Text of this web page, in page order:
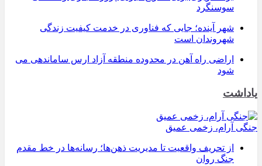
سوسنگرد
شهر آینده؛ جایی که فناوری در خدمت کیفیت زندگی
شهروندان است
اراضی راه آهن در محدوده منطقه آزاد ارس ساماندهی می
شود
یاداشت
جنگی آرام، زخمی عمیق
از تحریف واقعیت تا مدیریت ذهن‌ها؛ رسانه‌ها در خط مقدم
جنگ روان